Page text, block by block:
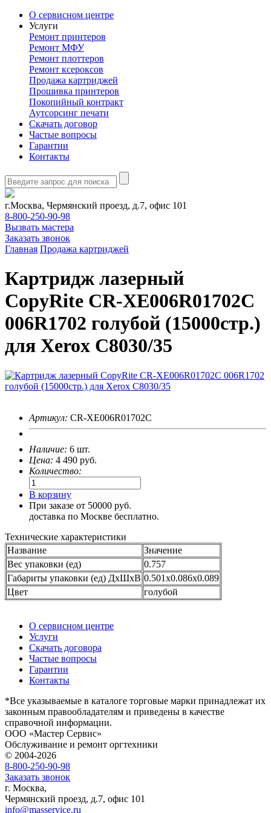
О сервисном центре
Услуги
Ремонт принтеров
Ремонт МФУ
Ремонт плоттеров
Ремонт ксероксов
Продажа картриджей
Прошивка принтеров
Покопийный контракт
Аутсорсинг печати
Скачать договор
Частые вопросы
Гарантии
Контакты
г.Москва, Чермянский проезд, д.7, офис 101
8-800-250-90-98
Вызвать мастера
Заказать звонок
Главная Продажа картриджей
Картридж лазерный
CopyRite CR-XE006R01702C
006R1702 голубой (15000стр.)
для Xerox C8030/35
Артикул: CR-XE006R01702C
Наличие: 6 шт.
Цена: 4 490 руб.
Количество:
В корзину
При заказе от 50000 руб.
доставка по Москве бесплатно.
Технические характеристики
Название
Значение
Вес упаковки (ед)
0.757
Габариты упаковки (ед) ДхШхВ 0.501x0.086x0.089
Цвет
голубой
О сервисном центре
Услуги
Скачать договора
Частые вопросы
Гарантии
Контакты
*Все указываемые в каталоге торговые марки принадлежат их
законным правообладателям и приведены в качестве
справочной информации.
ООО «Мастер Сервис»
Обслуживание и ремонт оргтехники
© 2004-2026
8-800-250-90-98
Заказать звонок
г. Москва,
Чермянский проезд, д.7, офис 101
info@masservice.ru